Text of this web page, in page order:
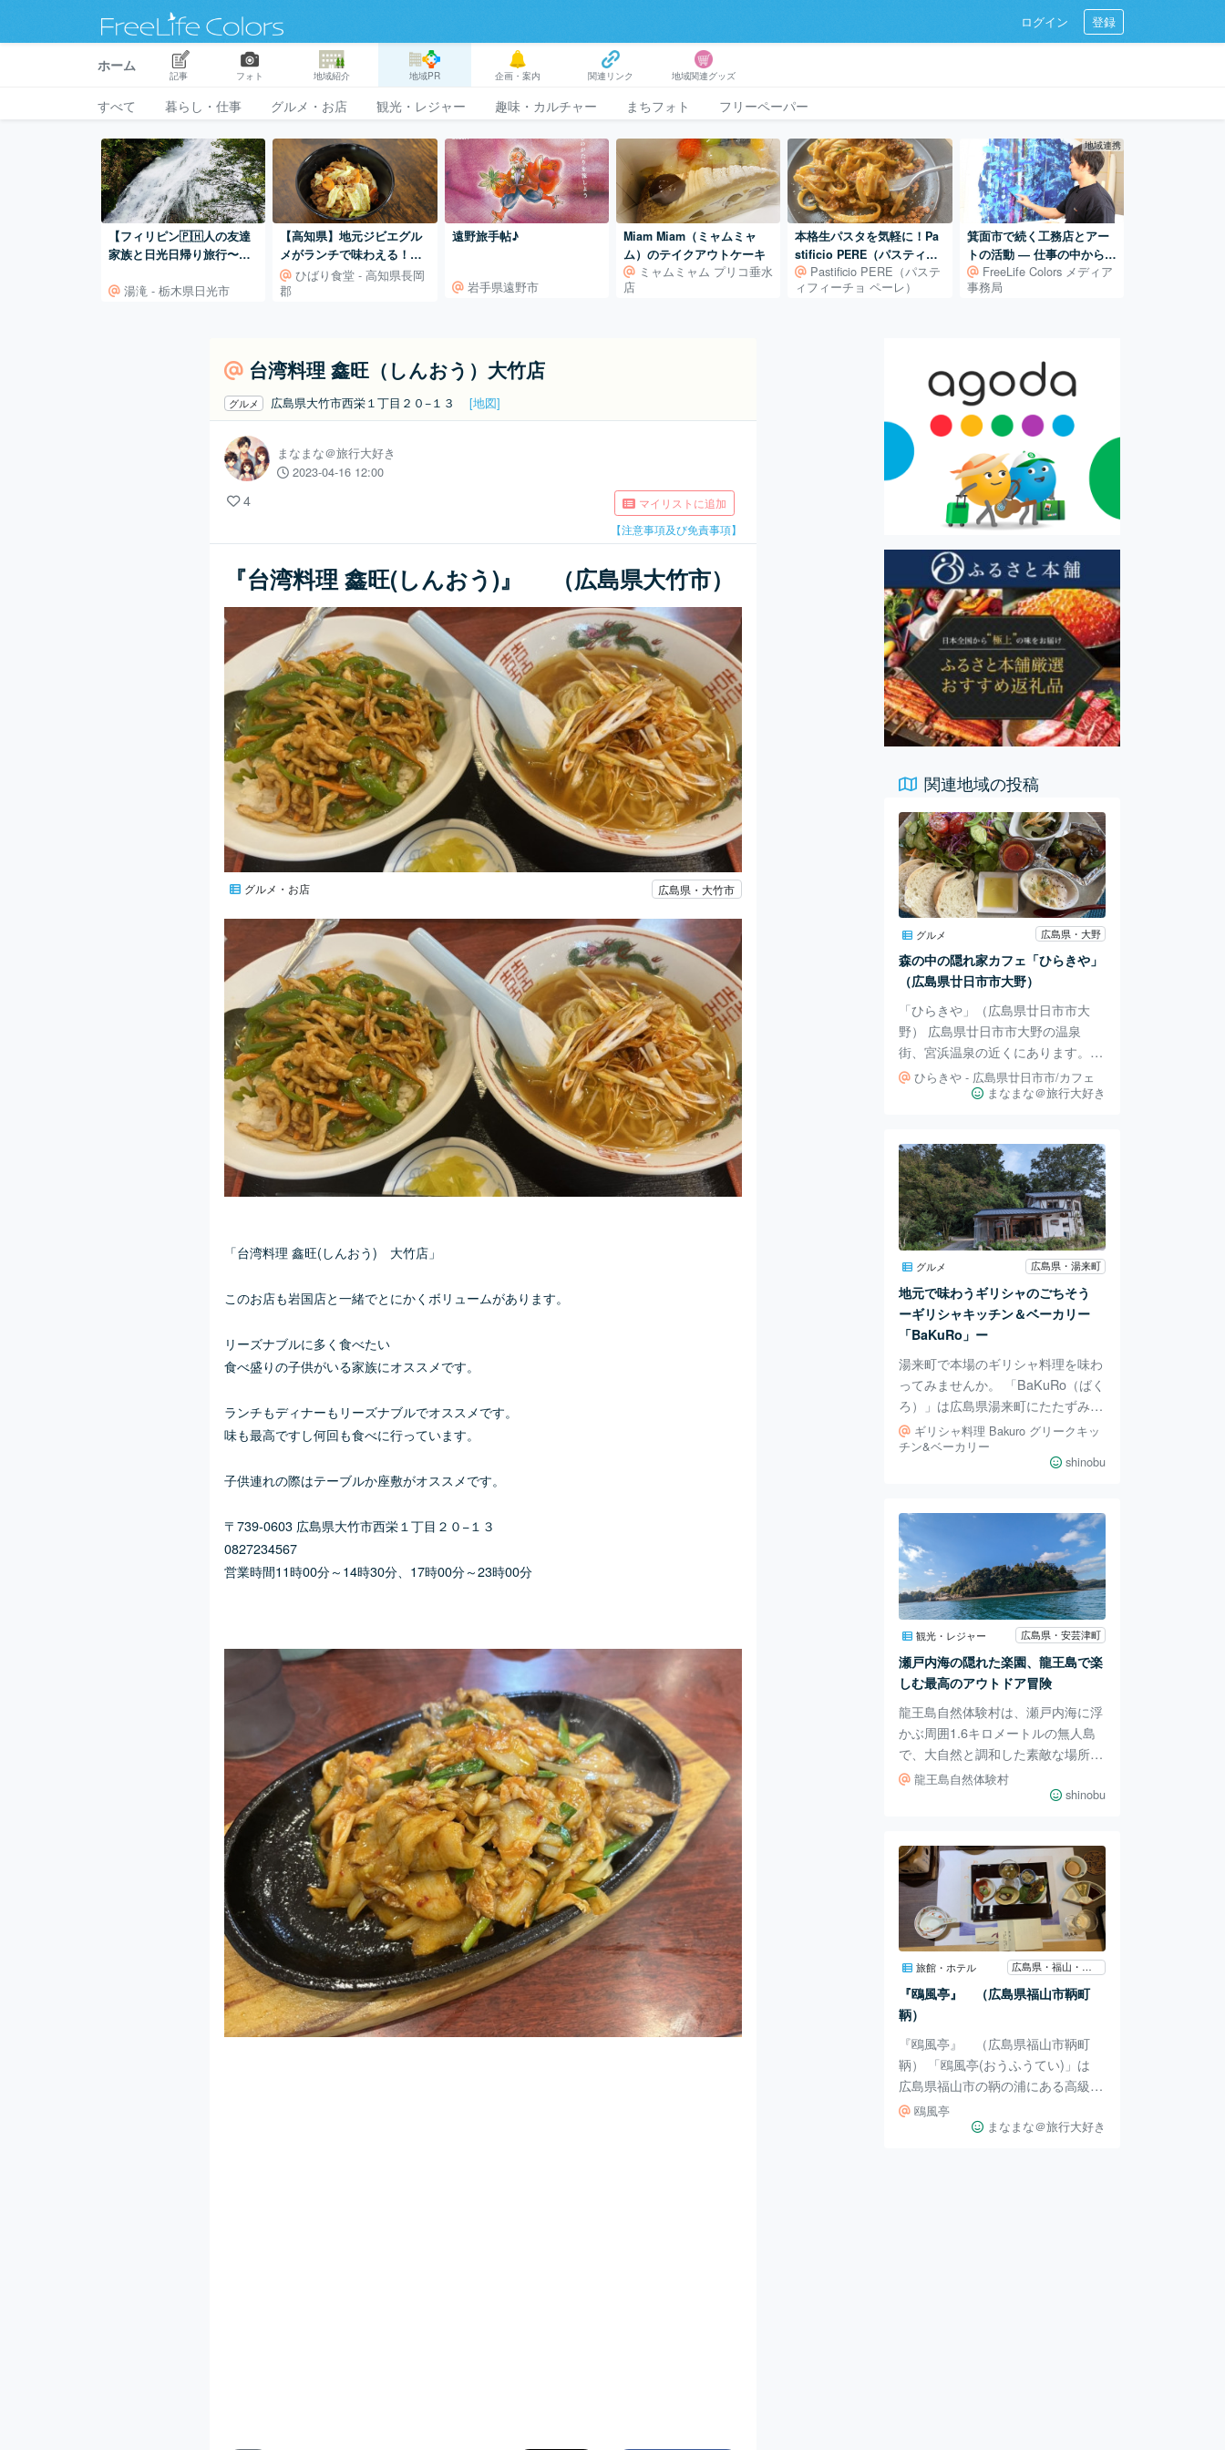
ログイン 登録
ホーム
記事 フォト 地域紹介 地域PR 企画・案内 関連リンク 地域関連グッズ
すべて 暮らし・仕事 グルメ・お店 観光・レジャー 趣味・カルチャー まちフォト フリーペーパー
【フィリピン🇵🇭人の友達
家族と日光日帰り旅行〜湯
湯滝 - 栃木県日光市
【高知県】地元ジビエグル
メがランチで味わえる！
「ひばり食堂」
ひばり食堂 - 高知県長岡
郡
遠野旅手帖♪
岩手県遠野市
Miam Miam（ミャムミャ
ム）のテイクアウトケーキ
ミャムミャム プリコ垂水
店
本格生パスタを気軽に！Pa
stificio PERE（パスティフ
ィーチョ ペーレ）＠野々市
Pastificio PERE（パステ
ィフィーチョ ペーレ）
地域連携
箕面市で続く工務店とアー
トの活動 ― 仕事の中から広
がるアート制作
FreeLife Colors メディア
事務局
台湾料理 鑫旺（しんおう）大竹店
グルメ 広島県大竹市西栄１丁目２０−１３ [地図]
まなまな＠旅行大好き
2023-04-16 12:00
4
マイリストに追加
【注意事項及び免責事項】
『台湾料理 鑫旺(しんおう)』 （広島県大竹市）
グルメ・お店 広島県・大竹市
「台湾料理 鑫旺(しんおう) 大竹店」
このお店も岩国店と一緒でとにかくボリュームがあります。
リーズナブルに多く食べたい
食べ盛りの子供がいる家族にオススメです。
ランチもディナーもリーズナブルでオススメです。
味も最高ですし何回も食べに行っています。
子供連れの際はテーブルか座敷がオススメです。
〒739-0603 広島県大竹市西栄１丁目２０−１３
0827234567
営業時間11時00分～14時30分、17時00分～23時00分
関連地域の投稿
グルメ 広島県・大野
森の中の隠れ家カフェ「ひらきや」
（広島県廿日市市大野）
「ひらきや」（広島県廿日市市大
野） 広島県廿日市市大野の温泉
街、宮浜温泉の近くにあります。
お店の場所は少し分かりにくいです
が看板があるので迷うことはありま
外もおしゃれで落ち着いた印象で
す。 自然に囲まれた空間で非日常
を味わえます。 自家栽培の野菜を
使っていて素材にこだわった料理が
味わえるのも魅力です。 完全予約
制なので行く時は電話してから行っ
てみてくださいね。 「ひらきや」
住所 〒739-0458 広島県廿日市市大
野鳴川８４６７
ひらきや - 広島県廿日市市/カフェ
まなまな＠旅行大好き
グルメ 広島県・湯来町
地元で味わうギリシャのごちそう
ーギリシャキッチン＆ベーカリー
「BaKuRo」ー
湯来町で本場のギリシャ料理を味わ
ってみませんか。 「BaKuRo（ばく
ろ）」は広島県湯来町にたたずみ、
全粒粉の自家製パンと本格的なギリ
シャ料理が味わえる特別な場所で
す。駐車場にはシンボルツリーのく
たお菓子も提供されます。 このお
店のシェフは、湯来町の「地産地
消」を大切にし、地元の有機農家さ
んが育てた新鮮な野菜を丁寧に調理
しています。また、本場ギリシャで
の修業を積んだ経験をいかして、一
つ一つ真心を込めて提供していま
す。 自家農園の小麦から製粉した
全粒粉の自家製パンと
ギリシャ料理 Bakuro グリークキッ
チン&ベーカリー
shinobu
観光・レジャー 広島県・安芸津町
瀬戸内海の隠れた楽園、龍王島で楽
しむ最高のアウトドア冒険
龍王島自然体験村は、瀬戸内海に浮
かぶ周囲1.6キロメートルの無人島
で、大自然と調和した素敵な場所で
す。 キャンプ場は、区画されたサ
イトになっています。 炊事棟では
眺めながら、好きな食事を作ること
もできます。管理棟で、必要なキャ
ンプ道具やバーベキューセットなど
が借りることができるので、手軽に
キャンプやバーベキューが楽しめま
す。 管理棟の近くには、シャワー
棟（写真：左）や男女別トイレ（和
式便器）と多目的トイレ（写真：
右）が整備されてい
龍王島自然体験村
shinobu
旅館・ホテル 広島県・福山・府中
『鴎風亭』 （広島県福山市鞆町
鞆）
『鴎風亭』 （広島県福山市鞆町
鞆） 「鴎風亭(おうふうてい)」は
広島県福山市の鞆の浦にある高級リ
ゾートホテルです。 鞆の浦の海を
見渡す露天風呂や 旬の食材を使っ
鴎風亭
まなまな＠旅行大好き